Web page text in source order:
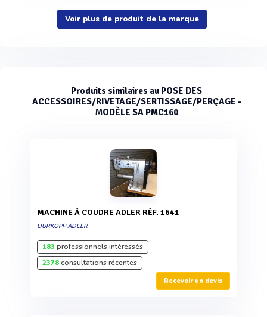
Voir plus de produit de la marque
Produits similaires au POSE DES
ACCESSOIRES/RIVETAGE/SERTISSAGE/PERÇAGE -
MODÈLE SA PMC160
MACHINE À COUDRE ADLER RÉF. 1641
DURKOPP ADLER
183 professionnels intéressés
2378consultations récentes
Recevoir un devis